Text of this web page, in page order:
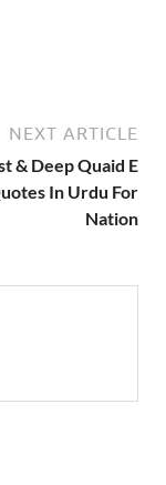
NEXT ARTICLE
& Deep Quaid E
In Urdu For
Nation